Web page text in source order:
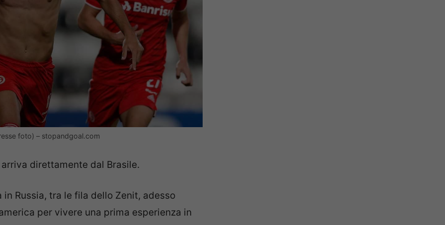
foto) – stopandgoal.com
arriva direttamente dal Brasile.
Russia, tra le fila dello Zenit, adesso
per vivere una prima esperienza in